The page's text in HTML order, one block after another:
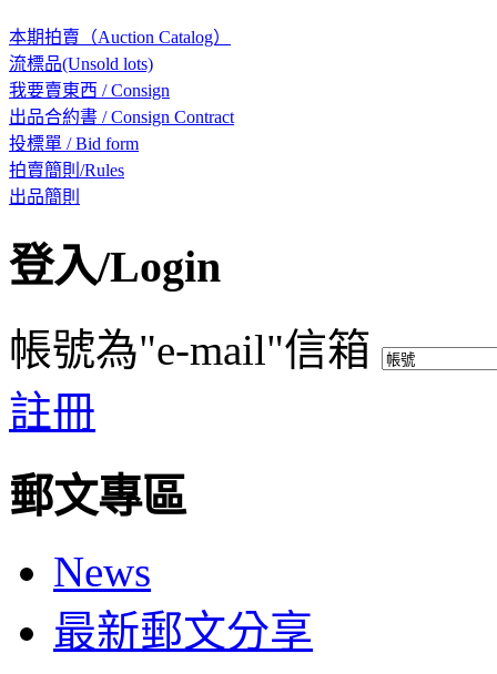
本期拍賣（Auction Catalog）
流標品(Unsold lots)
我要賣東西 / Consign
出品合約書 / Consign Contract
投標單 / Bid form
拍賣簡則/Rules
出品簡則
登入/Login
帳號為"e-mail"信箱
註冊
郵文專區
News
最新郵文分享